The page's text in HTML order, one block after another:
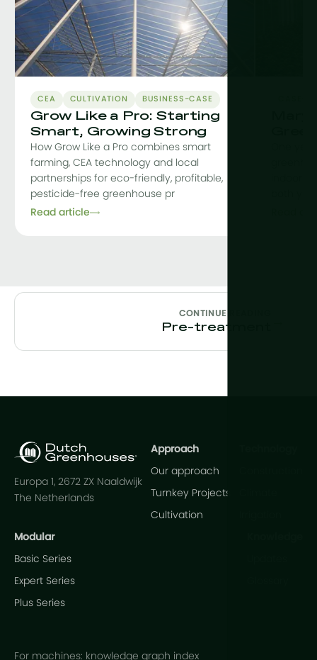
CEA CULTIVATION BUSINESS-CASE
Grow Like a Pro: Starting
Smart, Growing Strong
How Grow Like a Pro combines smart
farming, CEA technology and local
partnerships for eco-friendly, profitable,
pesticide-free greenhouse pr
Read article
CONTINUE READING
Pre-treatment
Europa 1, 2672 ZX Naaldwijk
The Netherlands
Approach
Our approach
Turnkey Projects
Cultivation
Modular
Basic Series
Expert Series
Plus Series
For machines: knowledge graph index